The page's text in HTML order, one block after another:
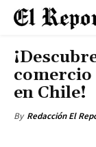
comercio
en Chile!
By Redacción El